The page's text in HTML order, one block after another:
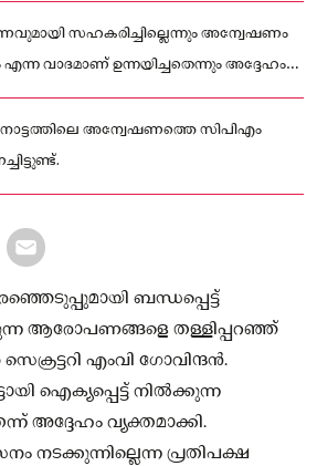
സഹകരിച്ചില്ലെന്നും അന്വേഷണം
വാദമാണ് ഉന്നയിച്ചതെന്നും അദ്ദേഹം
അന്വേഷണത്തെ സിപിഎം
ബന്ധപ്പെട്ട്
ആരോപണങ്ങളെ തള്ളിപ്പറഞ്ഞ്
എംവി ഗോവിന്ദൻ.
ഐക്യപ്പെട്ട് നിൽക്കുന്ന
അദ്ദേഹം വ്യക്തമാക്കി.
നടക്കുന്നില്ലെന്ന പ്രതിപക്ഷ